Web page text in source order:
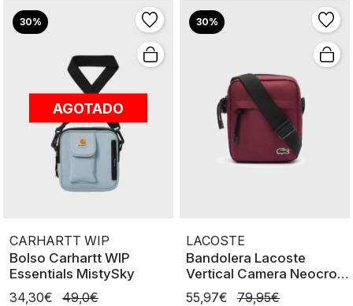
30%
AGOTADO
CARHARTT WIP
Bolso Carhartt WIP
Essentials MistySky
34,30€
49,0€
30%
LACOSTE
Bandolera Lacoste
Vertical Camera Neocroc
cremallera M94
55,97€ 79,95€